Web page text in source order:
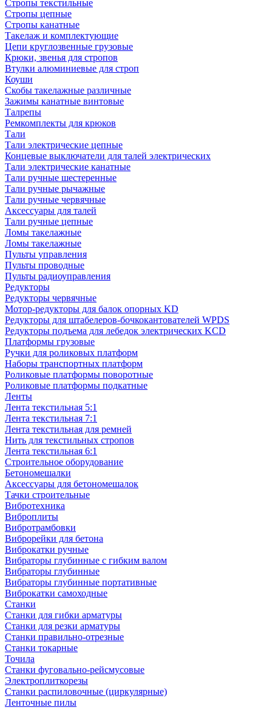
Стропы текстильные
Стропы цепные
Стропы канатные
Такелаж и комплектующие
Цепи круглозвенные грузовые
Крюки, звенья для стропов
Втулки алюминиевые для строп
Коуши
Скобы такелажные различные
Зажимы канатные винтовые
Талрепы
Ремкомплекты для крюков
Тали
Тали электрические цепные
Концевые выключатели для талей электрических
Тали электрические канатные
Тали ручные шестеренные
Тали ручные рычажные
Тали ручные червячные
Аксессуары для талей
Тали ручные цепные
Ломы такелажные
Ломы такелажные
Пульты управления
Пульты проводные
Пульты радиоуправления
Редукторы
Редукторы червячные
Мотор-редукторы для балок опорных KD
Редукторы для штабелеров-бочкокантователей WPDS
Редукторы подъема для лебедок электрических KCD
Платформы грузовые
Ручки для роликовых платформ
Наборы транспортных платформ
Роликовые платформы поворотные
Роликовые платформы подкатные
Ленты
Лента текстильная 5:1
Лента текстильная 7:1
Лента текстильная для ремней
Нить для текстильных стропов
Лента текстильная 6:1
Строительное оборудование
Бетономешалки
Аксессуары для бетономешалок
Тачки строительные
Вибротехника
Виброплиты
Вибротрамбовки
Виброрейки для бетона
Виброкатки ручные
Вибраторы глубинные с гибким валом
Вибраторы глубинные
Вибраторы глубинные портативные
Виброкатки самоходные
Станки
Станки для гибки арматуры
Станки для резки арматуры
Станки правильно-отрезные
Станки токарные
Точила
Станки фуговально-рейсмусовые
Электроплиткорезы
Станки распиловочные (циркулярные)
Ленточные пилы